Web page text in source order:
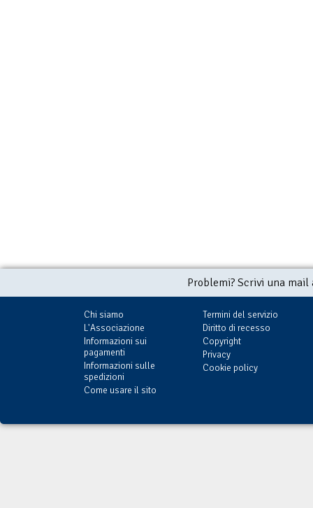
Problemi? Scrivi una
Chi siamo
L'Associazione
Informazioni sui
pagamenti
Informazioni sulle
spedizioni
Come usare il sito
Termini del servizio
Diritto di recesso
Copyright
Privacy
Cookie policy